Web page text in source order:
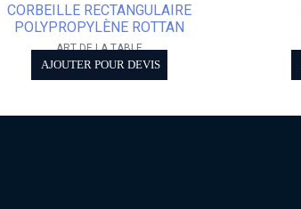
CORBEILLE RECTANGULAIRE
POLYPROPYLÈNE ROTTAN
ART DE LA TABLE
AJOUTER POUR DEVIS